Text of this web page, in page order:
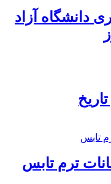
دانشگاه آزاد
ترم تابس